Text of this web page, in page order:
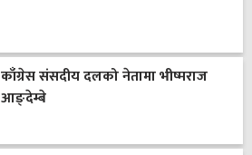
काँग्रेस संसदीय दलको नेतामा भीष्मराज
आङ्देम्बे